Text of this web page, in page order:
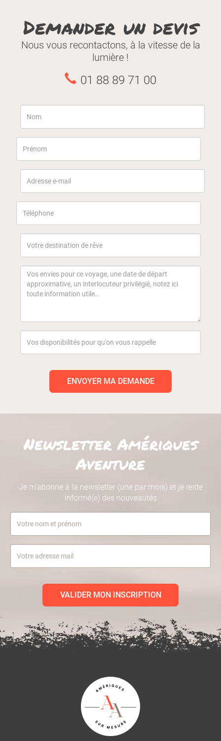
Demander un devis
Nous vous recontactons, à la vitesse de la
lumière !
01 88 89 71 00
ENVOYER MA DEMANDE
Newsletter Amériques
Aventure
Je m’abonne à la newsletter (une par mois) et je reste
informé(e) des nouveautés
VALIDER MON INSCRIPTION